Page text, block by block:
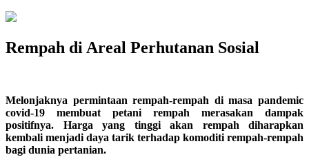
Rempah di Areal Perhutanan Sosial
Melonjaknya permintaan rempah-rempah di masa pandemic
covid-19 membuat petani rempah merasakan dampak
positifnya. Harga yang tinggi akan rempah diharapkan
kembali menjadi daya tarik terhadap komoditi rempah-rempah
bagi dunia pertanian.